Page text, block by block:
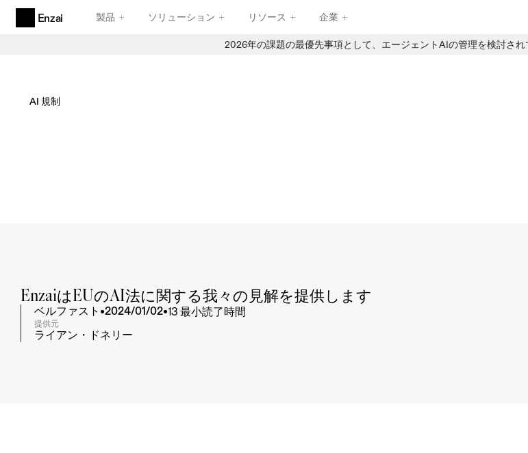
2026年の課題の最優先事項として、エージェントAIの管理を検討され
Enzai 製品 ソリューション リソース 企業
エージェントのために設計された、卓越した機能性
AIのユースケースと取り組み
AI 規制
EnzaiはEUのAI法に関する我々の見解を提供します
ベルファスト •2024/01/02•13 最小読了時間
提供元
ライアン・ドネリー